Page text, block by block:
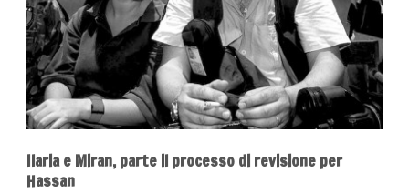
Ilaria e Miran, parte il processo di revisione per
Hassan